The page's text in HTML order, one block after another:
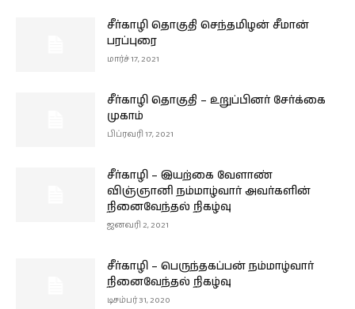
சீர்காழி தொகுதி செந்தமிழன் சீமான்
பரப்புரை
மார்ச் 17, 2021
சீர்காழி தொகுதி – உறுப்பினர் சேர்க்கை
முகாம்
பிப்ரவரி 17, 2021
சீர்காழி – இயற்கை வேளாண்
விஞ்ஞானி நம்மாழ்வார் அவர்களின்
நினைவேந்தல் நிகழ்வு
ஜனவரி 2, 2021
சீர்காழி – பெருந்தகப்பன் நம்மாழ்வார்
நினைவேந்தல் நிகழ்வு
டிசம்பர் 31, 2020